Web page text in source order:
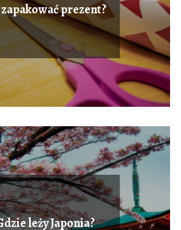
zapakować prezent?
leży Japonia?